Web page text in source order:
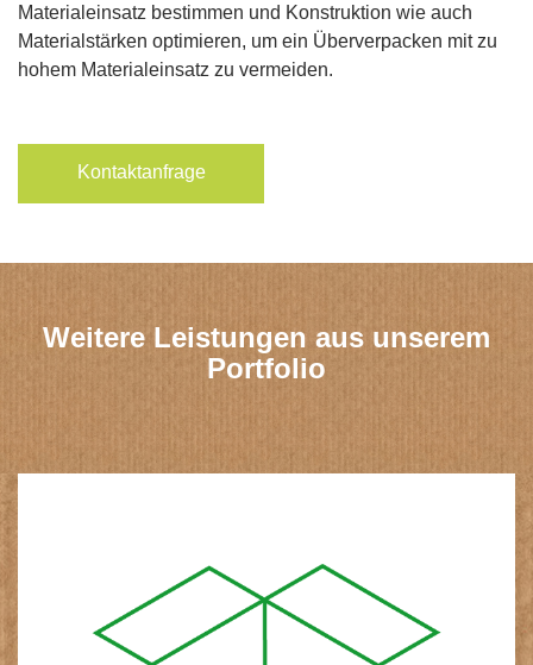
Materialeinsatz bestimmen und Konstruktion wie auch
Materialstärken optimieren, um ein Überverpacken mit zu
hohem Materialeinsatz zu vermeiden.
Kontaktanfrage
Weitere Leistungen aus unserem
Portfolio